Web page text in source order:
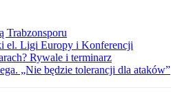
Trabzonsporu
el. Ligi Europy i Konferencji
Rywale i terminarz
„Nie będzie tolerancji dla ataków”